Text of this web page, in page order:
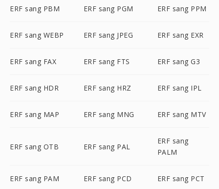
ERF sang PBM ERF sang PGM ERF sang PPM
ERF sang WEBP ERF sang JPEG ERF sang EXR
ERF sang FAX ERF sang FTS ERF sang G3
ERF sang HDR ERF sang HRZ ERF sang IPL
ERF sang MAP ERF sang MNG ERF sang MTV
ERF sang OTB ERF sang PAL
ERF sang
PALM
ERF sang PAM ERF sang PCD ERF sang PCT